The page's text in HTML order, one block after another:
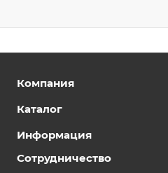
Компания
Каталог
Информация
Сотрудничество